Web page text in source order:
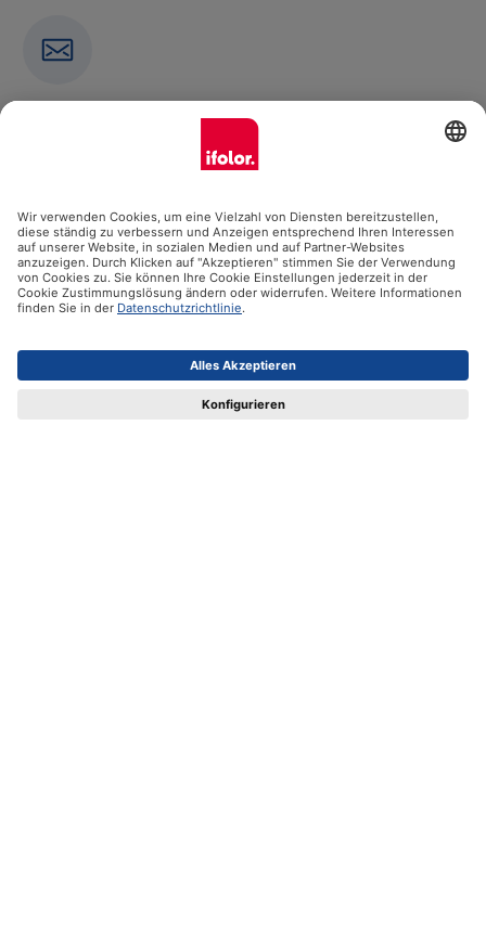
Abonniere jetzt unseren Newsletter
Abonnieren